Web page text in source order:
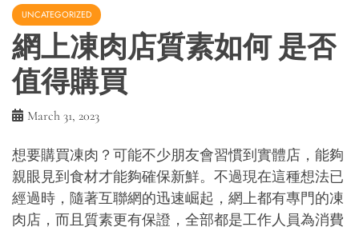
UNCATEGORIZED
網上凍肉店質素如何 是否
值得購買
March 31, 2023
想要購買凍肉？可能不少朋友會習慣到實體店，能夠
親眼見到食材才能夠確保新鮮。不過現在這種想法已
經過時，隨著互聯網的迅速崛起，網上都有專門的凍
肉店，而且質素更有保證，全部都是工作人員為消費